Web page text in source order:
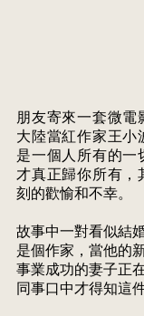
朋友寄來一套微電
大陸當紅作家王小
是一個人所有的一
才真正歸你所有，
刻的歡愉和不幸。
故事中一對看似結
是個作家，當他的
事業成功的妻子正
同事口中才得知這